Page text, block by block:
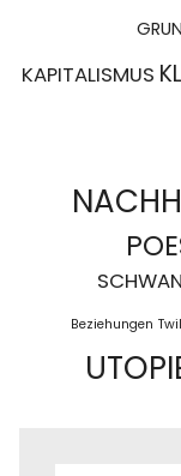
KAPITALISMUS
Beziehungen